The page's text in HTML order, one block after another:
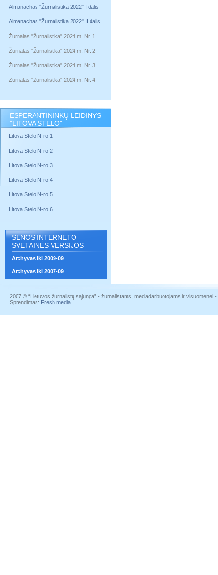
Almanachas "Žurnalistika 2022" I dalis
Almanachas "Žurnalistika 2022" II dalis
Žurnalas "Žurnalistika" 2024 m. Nr. 1
Žurnalas "Žurnalistika" 2024 m. Nr. 2
Žurnalas "Žurnalistika" 2024 m. Nr. 3
Žurnalas "Žurnalistika" 2024 m. Nr. 4
ESPERANTININKŲ LEIDINYS
"LITOVA STELO"
Litova Stelo N-ro 1
Litova Stelo N-ro 2
Litova Stelo N-ro 3
Litova Stelo N-ro 4
Litova Stelo N-ro 5
Litova Stelo N-ro 6
SENOS INTERNETO
SVETAINĖS VERSIJOS
Archyvas iki 2009-09
Archyvas iki 2007-09
2007 © “Lietuvos žurnalistų sąjunga” - žurnalistams, mediadarbuotojams ir visuomenei
Sprendimas: Fresh media